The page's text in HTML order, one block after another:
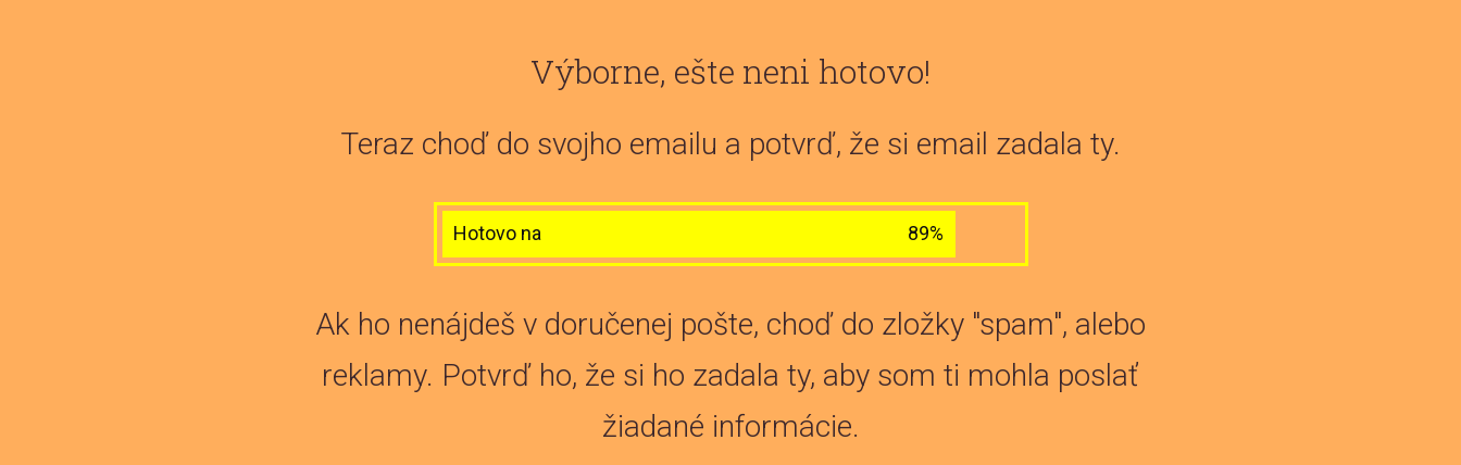
Výborne, ešte neni hotovo!
Teraz choď do svojho emailu a potvrď, že si email zadala ty.
Hotovo na 89%
Ak ho nenájdeš v doručenej pošte, choď do zložky "spam", alebo
reklamy. Potvrď ho, že si ho zadala ty, aby som ti mohla poslať
žiadané informácie.